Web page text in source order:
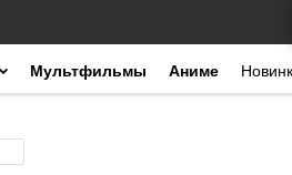
Мультфильмы Аниме